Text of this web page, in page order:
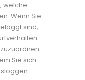
welche
Wenn Sie
sind,
Sie sich